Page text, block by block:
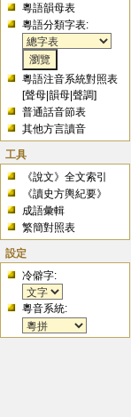
粵語韻母表
粵語分類字表:
粵語注音系統對照表
[聲母 |韻母 |聲調]
普通話音節表
其他方言讀音
工具
《說文》全文索引
《讀史方輿紀要》
成語彙輯
繁簡對照表
設定
冷僻字:
粵音系統: